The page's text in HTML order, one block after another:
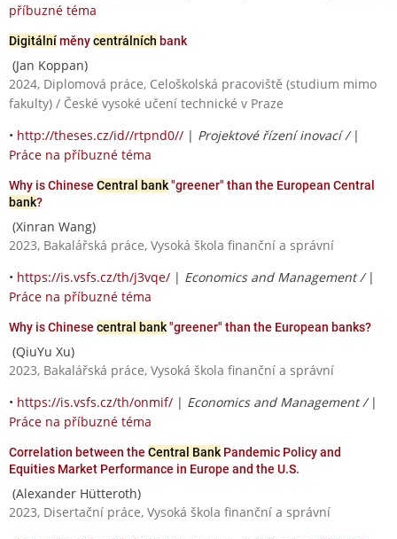
příbuzné téma
Digitálníměnycentrálních bank
(Jan Koppan)
2024, Diplomová práce, Celoškolská pracoviště (studium mimo
fakulty) / České vysoké učení technické v Praze
• http://theses.cz/id//rtpnd0// | Projektové řízení inovací / |
Práce na příbuzné téma
Why is Chinese Central bank"greener" than the European Central
bank?
(Xinran Wang)
2023, Bakalářská práce, Vysoká škola finanční a správní
• https://is.vsfs.cz/th/j3vqe/ | Economics and Management / |
Práce na příbuzné téma
Why is Chinese central bank"greener" than the European banks?
(QiuYu Xu)
2023, Bakalářská práce, Vysoká škola finanční a správní
• https://is.vsfs.cz/th/onmif/ | Economics and Management / |
Práce na příbuzné téma
Correlation between the Central Bank Pandemic Policy and
Equities Market Performance in Europe and the U.S.
(Alexander Hütteroth)
2023, Disertační práce, Vysoká škola finanční a správní